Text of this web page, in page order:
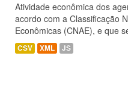
Atividade econômica dos
acordo com a Classificação
Econômicas (CNAE), e que
CSV XML JS